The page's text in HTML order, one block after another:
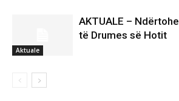
Aktuale
AKTUALE –
të Drumes së Hotit